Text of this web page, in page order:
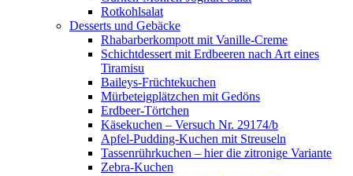
Rotkohlsalat
Desserts und Gebäcke
Rhabarberkompott mit Vanille-Creme
Schichtdessert mit Erdbeeren nach Art eines
Tiramisu
Baileys-Früchtekuchen
Mürbeteigplätzchen mit Gedöns
Erdbeer-Törtchen
Käsekuchen – Versuch Nr. 29174/b
Apfel-Pudding-Kuchen mit Streuseln
Tassenrührkuchen – hier die zitronige Variante
Zebra-Kuchen